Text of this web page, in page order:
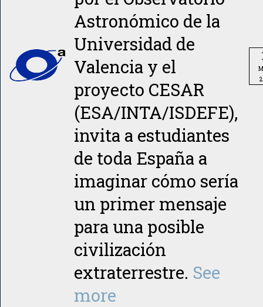
Astronómico de la
Universidad de
Valencia y el
proyecto CESAR
(ESA/INTA/ISDEFE),
invita a estudiantes
de toda España a
imaginar cómo sería
un primer mensaje
para una posible
civilización
extraterrestre. See
more